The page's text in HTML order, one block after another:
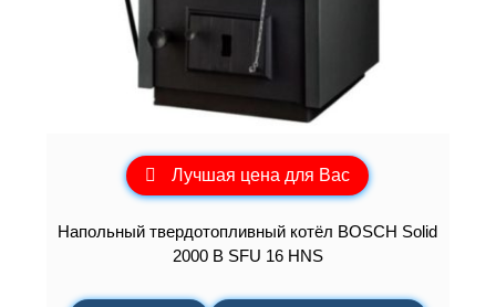
Лучшая цена для Вас
Напольный твердотопливный котёл BOSCH Solid
2000 B SFU 16 HNS